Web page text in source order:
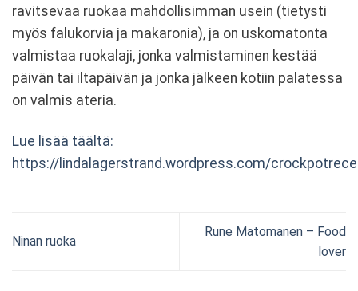
ravitsevaa ruokaa mahdollisimman usein (tietysti
myös falukorvia ja makaronia), ja on uskomatonta
valmistaa ruokalaji, jonka valmistaminen kestää
päivän tai iltapäivän ja jonka jälkeen kotiin palatessa
on valmis ateria.
Lue lisää täältä:
https://lindalagerstrand.wordpress.com/
Ninan ruoka
Rune Matomanen – Food
lover